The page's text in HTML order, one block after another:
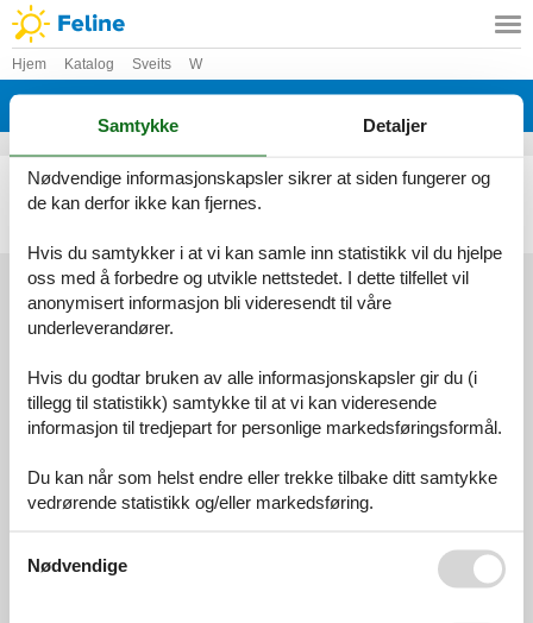
Hjem Katalog Sveits W
Katalog - Sveits - Wabern
Ferieleilighet - 6 personer - 3084 - Wabern
Emne nr.:303-CH2999.601.1
Information
Om os
Kontakt
Om os
DK-7400 Herning- Danmark - Telefon: (+45) 8724 2251-
E-post:
info@feline-holidays.no MVA-nummer: DK26347688
Samtykke Detaljer
Nødvendige informasjonskapsler sikrer at siden fungerer og
de kan derfor ikke kan fjernes.
Hvis du samtykker i at vi kan samle inn statistikk vil du hjelpe
oss med å forbedre og utvikle nettstedet. I dette tilfellet vil
anonymisert informasjon bli videresendt til våre
underleverandører.
Hvis du godtar bruken av alle informasjonskapsler gir du (i
tillegg til statistikk) samtykke til at vi kan videresende
informasjon til tredjepart for personlige markedsføringsformål.
Du kan når som helst endre eller trekke tilbake ditt samtykke
vedrørende statistikk og/eller markedsføring.
Nødvendige